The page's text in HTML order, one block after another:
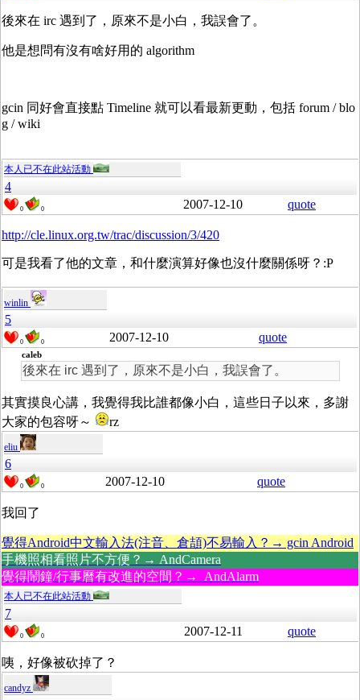
後來在 irc 遇到了，原來不是小白，我誤會了。
他是想問有沒有啥好用的 algorithm
gcin 同好會直接點 Timeline 就可以看最新更動，包括 forum / blo
g / wiki
本人已不在此站活動
4
0 0 2007-12-10 quote
http://cle.linux.org.tw/trac/discussion/3/420
可是我看了他的文章，和什麼演算好像也沒什麼關係呀？:P
winlin
5
0 0 2007-12-10 quote
caleb
後來在 irc 遇到了，原來不是小白，我誤會了。
其實摸良心講，我覺得我比誰都像小白，這些日子以來，多謝
大家的包容呀～
rz
eliu
6
0 0 2007-12-10 quote
我回了
覺得Android中文輸入法(注音、倉頡)不易輸入？→ gcin Android
手機照相看照片不方便？→ AndCamera
覺得鬧鐘/行事曆有改進的空間？→ AndAlarm
本人已不在此站活動
7
0 0 2007-12-11 quote
咦，好像被砍掉了？
candyz